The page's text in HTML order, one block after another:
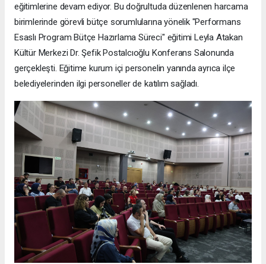
eğitimlerine devam ediyor. Bu doğrultuda düzenlenen harcama
birimlerinde görevli bütçe sorumlularına yönelik "Performans
Esaslı Program Bütçe Hazırlama Süreci" eğitimi Leyla Atakan
Kültür Merkezi Dr. Şefik Postalcıoğlu Konferans Salonunda
gerçekleşti. Eğitime kurum içi personelin yanında ayrıca ilçe
belediyelerinden ilgi personeller de katılım sağladı.